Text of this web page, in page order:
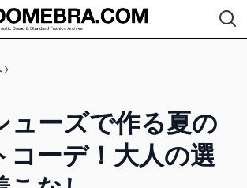
ューズで作る夏の
コーデ！大人の選